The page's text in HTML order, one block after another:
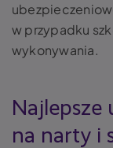
w przypadku
wykonywania.
Najlepsze
na narty i